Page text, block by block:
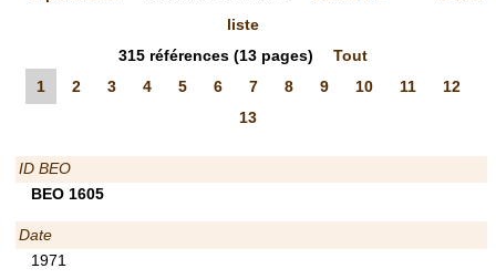
liste
315 références(13 pages)
Tout
1
2 3 4 5 6 7 8 9 10 11
12
13
ID BEO
BEO 1605
Date
1971